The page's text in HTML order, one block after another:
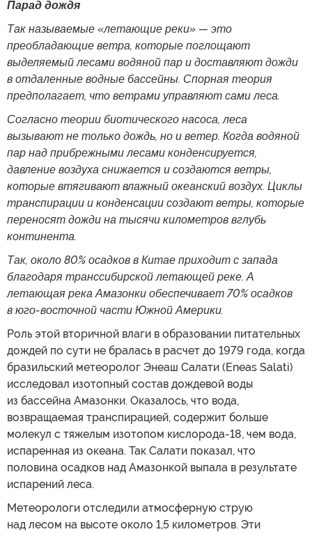
Парад дождя
Так называемые «летающие реки» — это
преобладающие ветра, которые поглощают
выделяемый лесами водяной пар и доставляют дожди
в отдаленные водные бассейны. Спорная теория
предполагает, что ветрами управляют сами леса.
Согласно теории биотического насоса, леса
вызывают не только дождь, но и ветер. Когда водяной
пар над прибрежными лесами конденсируется,
давление воздуха снижается и создаются ветры,
которые втягивают влажный океанский воздух. Циклы
транспирации и конденсации создают ветры, которые
переносят дожди на тысячи километров вглубь
континента.
Так, около 80% осадков в Китае приходит с запада
благодаря транссибирской летающей реке. А
летающая река Амазонки обеспечивает 70% осадков
в юго-восточной части Южной Америки.
Роль этой вторичной влаги в образовании питательных
дождей по сути не бралась в расчет до 1979 года, когда
бразильский метеоролог Энеаш Салати (Eneas Salati)
исследовал изотопный состав дождевой воды
из бассейна Амазонки. Оказалось, что вода,
возвращаемая транспирацией, содержит больше
молекул с тяжелым изотопом кислорода-18, чем вода,
испаренная из океана. Так Салати показал, что
половина осадков над Амазонкой выпала в результате
испарений леса.
Метеорологи отследили атмосферную струю
над лесом на высоте около 1,5 километров. Эти